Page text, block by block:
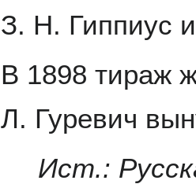
З. Н. Гиппиус
В 1898 тираж
Л. Гуревич
Ист.: